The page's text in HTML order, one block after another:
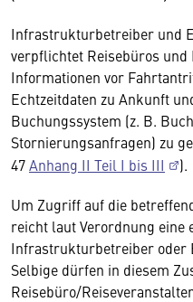
Infrastrukturbetreiber und
verpflichtet Reisebüros und
Informationen vor
Echtzeitdaten zu Ankunft
Buchungssystem (z. B.
Stornierungsanfragen) zu
47Anhang II Teil I bis III
).
Um Zugriff auf die
reicht laut Verordnung
Infrastrukturbetreiber oder
Selbige dürfen in diesem
Reisebüro/